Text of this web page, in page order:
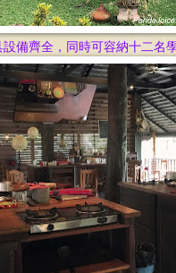
備齊全，同時可容納十二名